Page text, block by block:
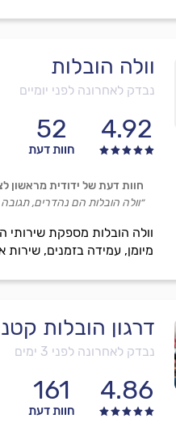
וולה הובלות
נבדק לאחרונה לפני יומיים
4.92
52
חוות דעת
וולה הובלות מספקת שירותי
מיומן, עמידה בזמנים,
חוות דעת של ידודית מראשון
״וולה הובלות הם נהדרים,
דרגון הובלות
נבדק לאחרונה לפני 3 ימים
4.86
161
חוות דעת